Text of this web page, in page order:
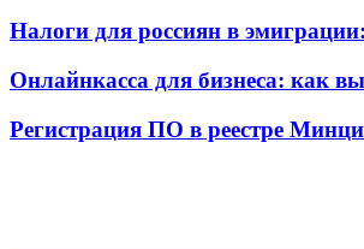
Налоги для россиян в
Онлайнкасса для бизнеса: как
Регистрация ПО в реестре